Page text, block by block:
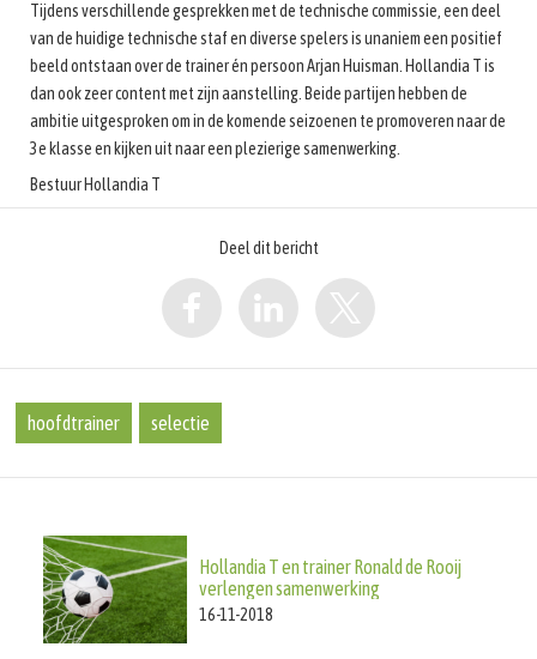
Tijdens verschillende gesprekken met de technische commissie, een deel
van de huidige technische staf en diverse spelers is unaniem een positief
beeld ontstaan over de trainer én persoon Arjan Huisman. Hollandia T is
dan ook zeer content met zijn aanstelling. Beide partijen hebben de
ambitie uitgesproken om in de komende seizoenen te promoveren naar de
3e klasse en kijken uit naar een plezierige samenwerking.
Bestuur Hollandia T
Deel dit bericht
hoofdtrainer selectie
Hollandia T en trainer Ronald de Rooij
verlengen samenwerking
16-11-2018